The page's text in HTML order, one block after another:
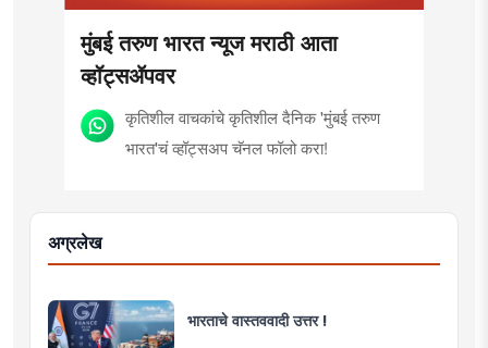
मुंबई तरुण भारत न्यूज मराठी आता
व्हॉट्सॲपवर
कृतिशील वाचकांचे कृतिशील दैनिक 'मुंबई तरुण
भारत'चं व्हॉट्सअप चॅनल फॉलो करा!
अग्रलेख
भारताचे वास्तववादी उत्तर !